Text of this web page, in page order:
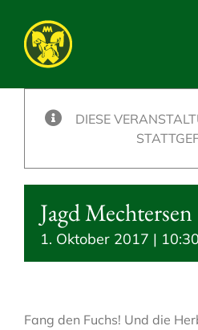
content
DIESE
Jagd Mechtersen
1. Oktober 2017 | 10:30
Fang den Fuchs! Und die